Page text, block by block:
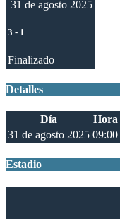
31 de agosto 2025
3 - 1
Finalizado
Detalles
Día Hora
31 de agosto 2025 09:00
Estadio